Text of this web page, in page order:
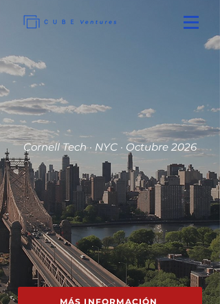
Cornell Tech · NYC · Octubre 2026
MÁS INFORMACIÓN